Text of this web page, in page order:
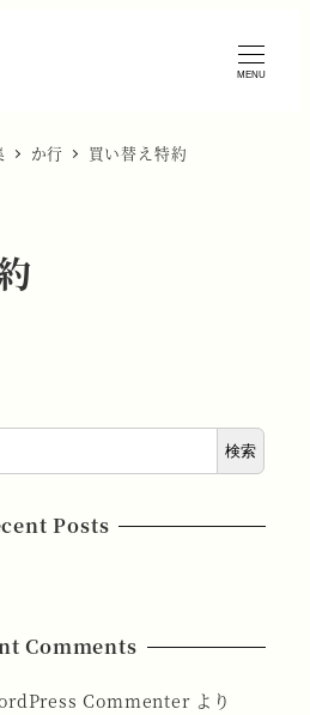
MENU
か行 買い替え特約
検索
Posts
Comments
Commenterより